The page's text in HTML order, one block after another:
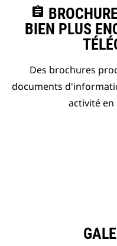
assignment
BIEN PLUS
Des brochures
documents
activité en